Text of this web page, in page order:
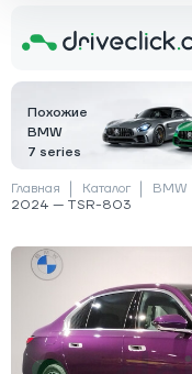
Похожие
BMW
7 series
Главная Каталог BMW
2024 — TSR-803